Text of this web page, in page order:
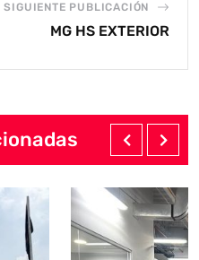
SIGUIENTE PUBLICACIÓN
MG HS EXTERIOR